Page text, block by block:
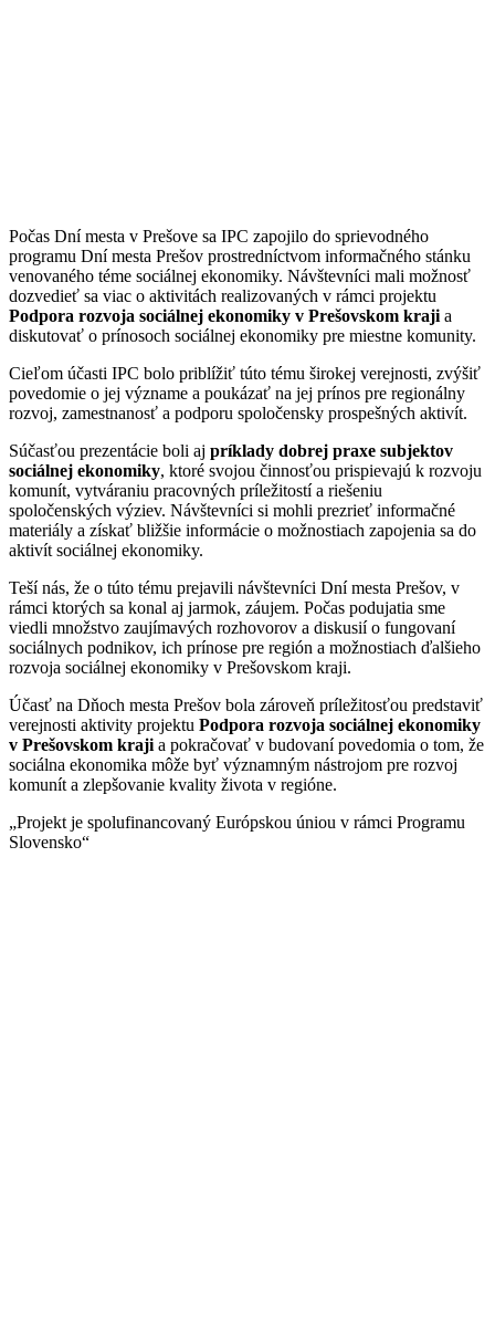
Počas Dní mesta v Prešove sa IPC zapojilo do sprievodného
programu Dní mesta Prešov prostredníctvom informačného stánku
venovaného téme sociálnej ekonomiky. Návštevníci mali možnosť
dozvedieť sa viac o aktivitách realizovaných v rámci projektu
Podpora rozvoja sociálnej ekonomiky v Prešovskom kraji a
diskutovať o prínosoch sociálnej ekonomiky pre miestne komunity.
Cieľom účasti IPC bolo priblížiť túto tému širokej verejnosti, zvýšiť
povedomie o jej význame a poukázať na jej prínos pre regionálny
rozvoj, zamestnanosť a podporu spoločensky prospešných aktivít.
Súčasťou prezentácie boli aj príklady dobrej praxe subjektov
sociálnej ekonomiky, ktoré svojou činnosťou prispievajú k rozvoju
komunít, vytváraniu pracovných príležitostí a riešeniu
spoločenských výziev. Návštevníci si mohli prezrieť informačné
materiály a získať bližšie informácie o možnostiach zapojenia sa do
aktivít sociálnej ekonomiky.
Teší nás, že o túto tému prejavili návštevníci Dní mesta Prešov, v
rámci ktorých sa konal aj jarmok, záujem. Počas podujatia sme
viedli množstvo zaujímavých rozhovorov a diskusií o fungovaní
sociálnych podnikov, ich prínose pre región a možnostiach ďalšieho
rozvoja sociálnej ekonomiky v Prešovskom kraji.
Účasť na Dňoch mesta Prešov bola zároveň príležitosťou predstaviť
verejnosti aktivity projektu Podpora rozvoja sociálnej ekonomiky
v Prešovskom kraji a pokračovať v budovaní povedomia o tom, že
sociálna ekonomika môže byť významným nástrojom pre rozvoj
komunít a zlepšovanie kvality života v regióne.
„Projekt je spolufinancovaný Európskou úniou v rámci Programu
Slovensko“